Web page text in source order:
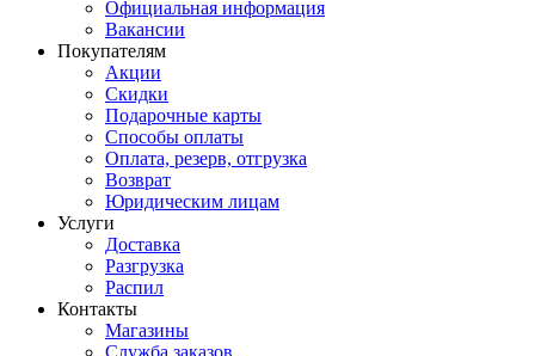
Официальная информация
Вакансии
Покупателям
Акции
Скидки
Подарочные карты
Способы оплаты
Оплата, резерв, отгрузка
Возврат
Юридическим лицам
Услуги
Доставка
Разгрузка
Распил
Контакты
Магазины